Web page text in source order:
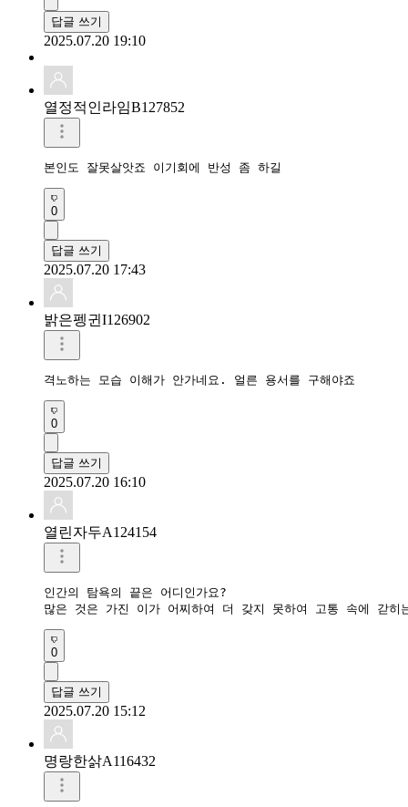
답글 쓰기
2025.07.20 19:10
열정적인라임B127852
본인도 잘못살앗죠 이기회에 반성 좀 하길
0
답글 쓰기
2025.07.20 17:43
밝은펭귄I126902
격노하는 모습 이해가 안가네요. 얼른 용서를 구해야죠
0
답글 쓰기
2025.07.20 16:10
열린자두A124154
인간의 탐욕의 끝은 어디인가요?
많은 것은 가진 이가 어찌하여 더 갖지 못하여 고통 속에 갇히
0
답글 쓰기
2025.07.20 15:12
명랑한삵A116432